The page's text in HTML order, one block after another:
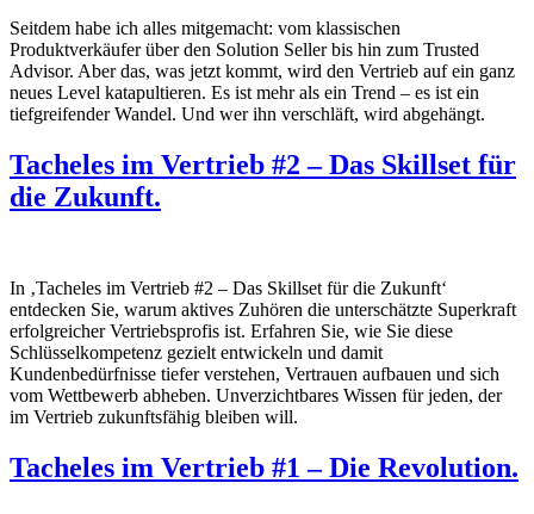
Seitdem habe ich alles mitgemacht: vom klassischen
Produktverkäufer über den Solution Seller bis hin zum Trusted
Advisor. Aber das, was jetzt kommt, wird den Vertrieb auf ein ganz
neues Level katapultieren. Es ist mehr als ein Trend – es ist ein
tiefgreifender Wandel. Und wer ihn verschläft, wird abgehängt.
Tacheles im Vertrieb #2 – Das Skillset für
die Zukunft.
In ‚Tacheles im Vertrieb #2 – Das Skillset für die Zukunft‘
entdecken Sie, warum aktives Zuhören die unterschätzte Superkraft
erfolgreicher Vertriebsprofis ist. Erfahren Sie, wie Sie diese
Schlüsselkompetenz gezielt entwickeln und damit
Kundenbedürfnisse tiefer verstehen, Vertrauen aufbauen und sich
vom Wettbewerb abheben. Unverzichtbares Wissen für jeden, der
im Vertrieb zukunftsfähig bleiben will.
Tacheles im Vertrieb #1 – Die Revolution.